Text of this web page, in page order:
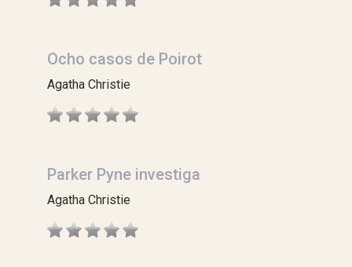
Ocho casos de Poirot
Agatha Christie
Parker Pyne investiga
Agatha Christie